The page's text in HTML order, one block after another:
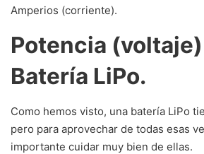
Amperios (corriente).
Potencia
Batería LiPo.
Como hemos visto, una batería LiPo
pero para aprovechar de todas esas
importante cuidar muy bien de ellas.